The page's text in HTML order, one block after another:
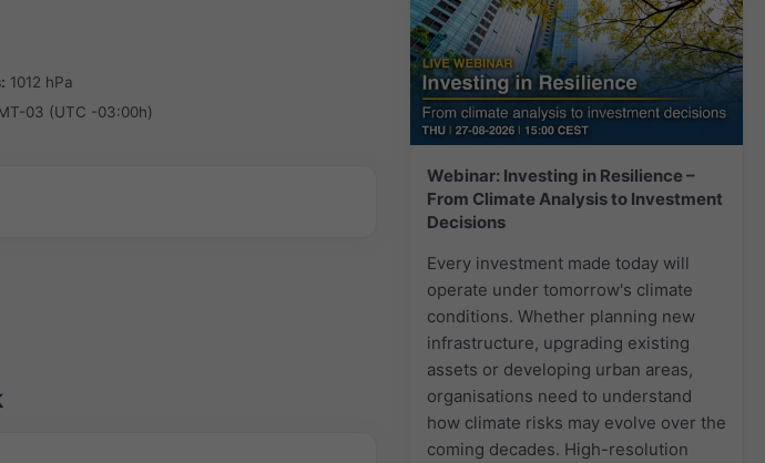
Webinar: Investing in Resilience –
From Climate Analysis to Investment
Decisions
Every investment made today will
operate under tomorrow's climate
conditions. Whether planning new
infrastructure, upgrading existing
assets or developing urban areas,
organisations need to understand
how climate risks may evolve over the
coming decades. High-resolution
1012 hPa
03 (UTC -03:00h)